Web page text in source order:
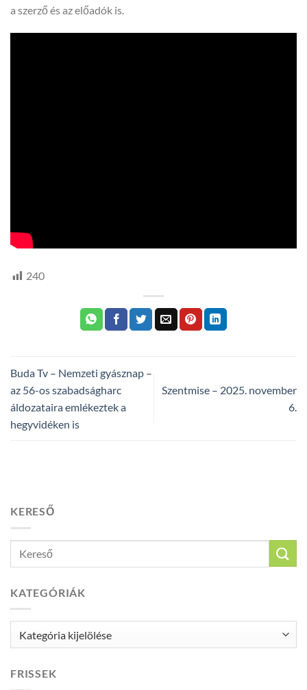
a szerző és az előadók is.
240
Buda Tv – Nemzeti gyásznap –
az 56-os szabadságharc
áldozataira emlékeztek a
hegyvidéken is
Szentmise – 2025. november
6.
KERESŐ
KATEGÓRIÁK
FRISSEK